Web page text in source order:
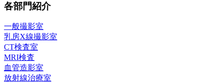
各部門紹介
一般撮影室
乳房X線撮影室
CT検査室
MRI検査
血管造影室
放射線治療室